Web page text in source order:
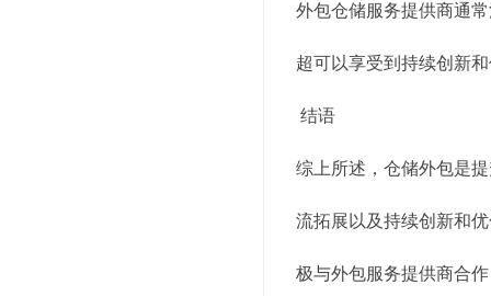
外包仓储服务提供商通
超可以享受到持续创新
结语
综上所述，仓储外包是
流拓展以及持续创新和
极与外包服务提供商合